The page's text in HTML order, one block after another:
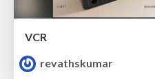
VCR
revathskumar